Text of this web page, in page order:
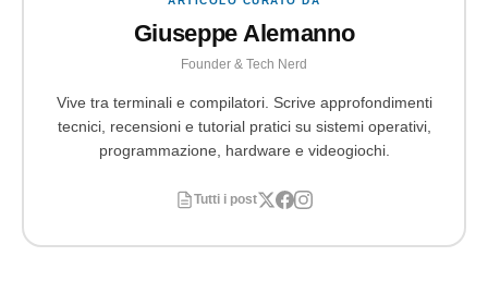
Giuseppe Alemanno
Founder & Tech Nerd
Vive tra terminali e compilatori. Scrive approfondimenti
tecnici, recensioni e tutorial pratici su sistemi operativi,
programmazione, hardware e videogiochi.
Tutti i post